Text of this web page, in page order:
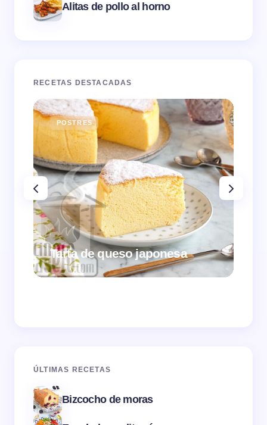
Alitas de pollo al horno
RECETAS DESTACADAS
POSTRES
Tarta de queso japonesa
ÚLTIMAS RECETAS
Bizcocho de moras